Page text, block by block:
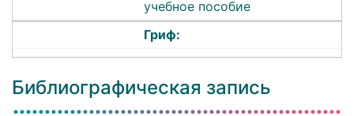
учебное пособие
Гриф:
Библиографическая запись